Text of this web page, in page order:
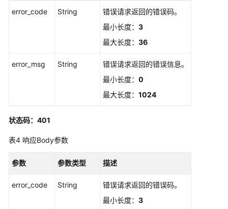
管
书
CA
理
error_code String
错误请求返回的错误码。
最小长度： 3
最大长度： 36
error_msg String
错误请求返回的错误信息。
最小长度： 0
最大长度： 1024
状态码：401
表4 响应Body参数
参数 参数类型 描述
error_code String
错误请求返回的错误码。
最小长度： 3